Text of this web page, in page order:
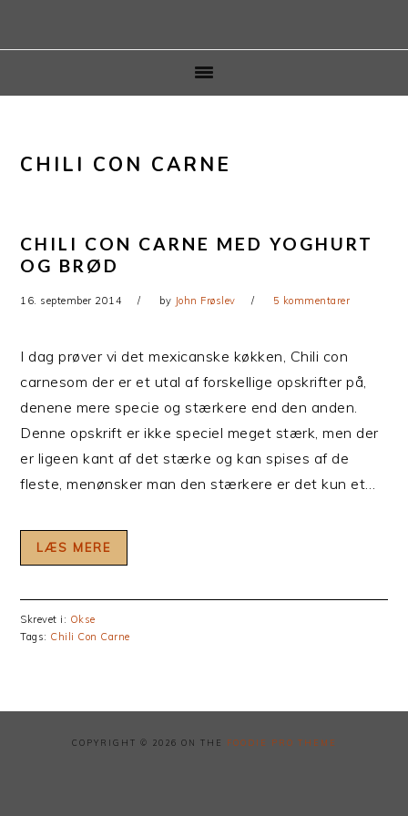
CHILI CON CARNE
CHILI CON CARNE MED YOGHURT
OG BRØD
16. september 2014 by John Frøslev 5 kommentarer
I dag prøver vi det mexicanske køkken, Chili con
carnesom der er et utal af forskellige opskrifter på,
denene mere specie og stærkere end den anden.
Denne opskrift er ikke speciel meget stærk, men der
er ligeen kant af det stærke og kan spises af de
fleste, menønsker man den stærkere er det kun et…
LÆS MERE
Skrevet i: Okse
Tags: Chili Con Carne
COPYRIGHT © 2026 ON THE FOODIE PRO THEME